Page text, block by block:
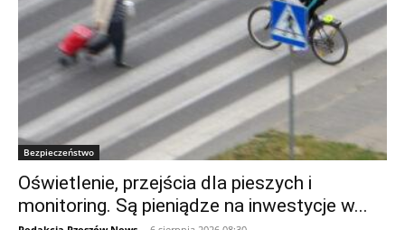
Bezpieczeństwo
Oświetlenie, przejścia dla pieszych i
monitoring. Są pieniądze na inwestycje w...